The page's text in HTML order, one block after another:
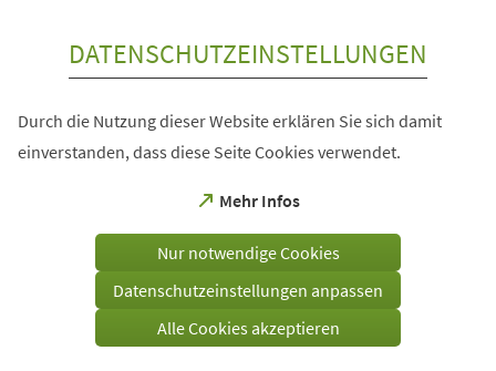
DATENSCHUTZEINSTELLUNGEN
Durch die Nutzung dieser Website erklären Sie sich damit
einverstanden, dass diese Seite Cookies verwendet.
Mehr Infos
(Öffnet
einem
Tab)
Nur notwendige Cookies
Datenschutzeinstellungen anpassen
Alle Cookies akzeptieren